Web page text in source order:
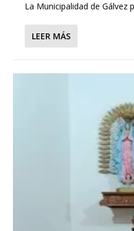
La Municipalidad de Gálvez
LEER MÁS